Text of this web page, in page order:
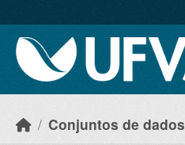
Conjuntos de dados